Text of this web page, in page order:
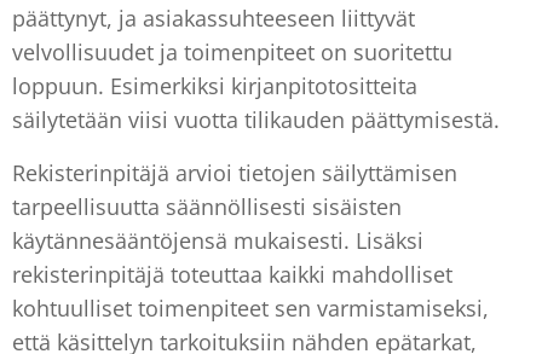
päättynyt, ja asiakassuhteeseen liittyvät
velvollisuudet ja toimenpiteet on suoritettu
loppuun. Esimerkiksi kirjanpitotositteita
säilytetään viisi vuotta tilikauden päättymisestä.
Rekisterinpitäjä arvioi tietojen säilyttämisen
tarpeellisuutta säännöllisesti sisäisten
käytännesääntöjensä mukaisesti. Lisäksi
rekisterinpitäjä toteuttaa kaikki mahdolliset
kohtuulliset toimenpiteet sen varmistamiseksi,
että käsittelyn tarkoituksiin nähden epätarkat,